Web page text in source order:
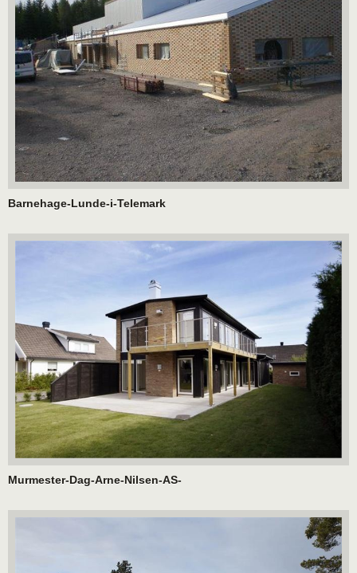
Barnehage-Lunde-i-Telemark
Murmester-Dag-Arne-Nilsen-AS-